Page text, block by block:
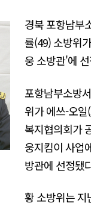
경북 포항남부
률(49) 소방위
웅 소방관'에
포항남부소방
위가 에쓰-오일
복지협의회가
웅지킴이 사업
방관에 선정됐
황 소방위는 지